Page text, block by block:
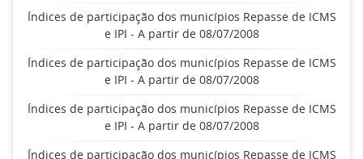
Índices de participação dos municípios Repasse de ICMS
e IPI - A partir de 08/07/2008
Índices de participação dos municípios Repasse de ICMS
e IPI - A partir de 08/07/2008
Índices de participação dos municípios Repasse de ICMS
e IPI - A partir de 08/07/2008
Índices de participação dos municípios Repasse de ICMS